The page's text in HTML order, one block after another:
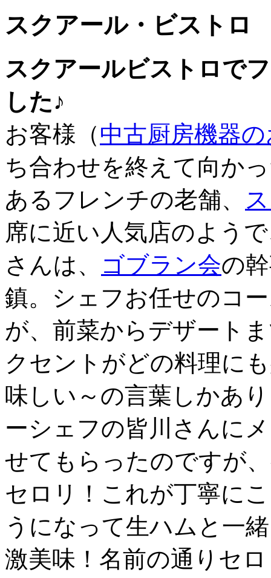
スクアール・ビストロ
スクアールビストロで
した♪
お客様（中古厨房機器
ち合わせを終えて向か
あるフレンチの老舗、
席に近い人気店のよう
さんは、
ゴブラン会の
鎮。シェフお任せのコ
が、前菜からデザート
クセントがどの料理に
味しい～の言葉しかあ
ーシェフの皆川さんに
せてもらったのですが
セロリ！これが丁寧に
うになって生ハムと一
激美味！名前の通りセ